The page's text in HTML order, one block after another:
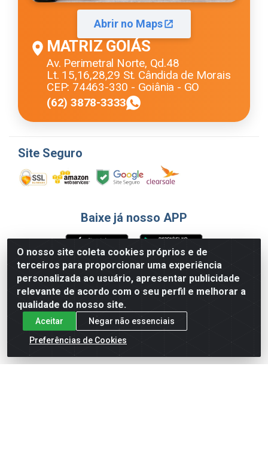
O nosso site coleta cookies próprios e de
terceiros para proporcionar uma experiência
personalizada ao usuário, apresentar publicidade
relevante de acordo com o seu perfil e melhorar a
qualidade do nosso site.
Aceitar
Negar não essenciais
Preferências de Cookies
Abrir no Maps
MATRIZ GOIÁS
Av. Perimetral Norte, Qd.48
Lt. 15,16,28,29 St. Cândida de Morais
CEP: 74463-330 - Goiânia - GO
(62) 3878-3333
Site Seguro
Baixe já nosso APP
Formas de Pagamento